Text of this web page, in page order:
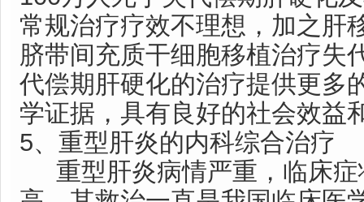
常规治疗疗效不理想，加之肝
脐带间充质干细胞移植治疗失
代偿期肝硬化的治疗提供更多
学证据，具有良好的社会效益
5、重型肝炎的内科综合治疗
重型肝炎病情严重，临床症